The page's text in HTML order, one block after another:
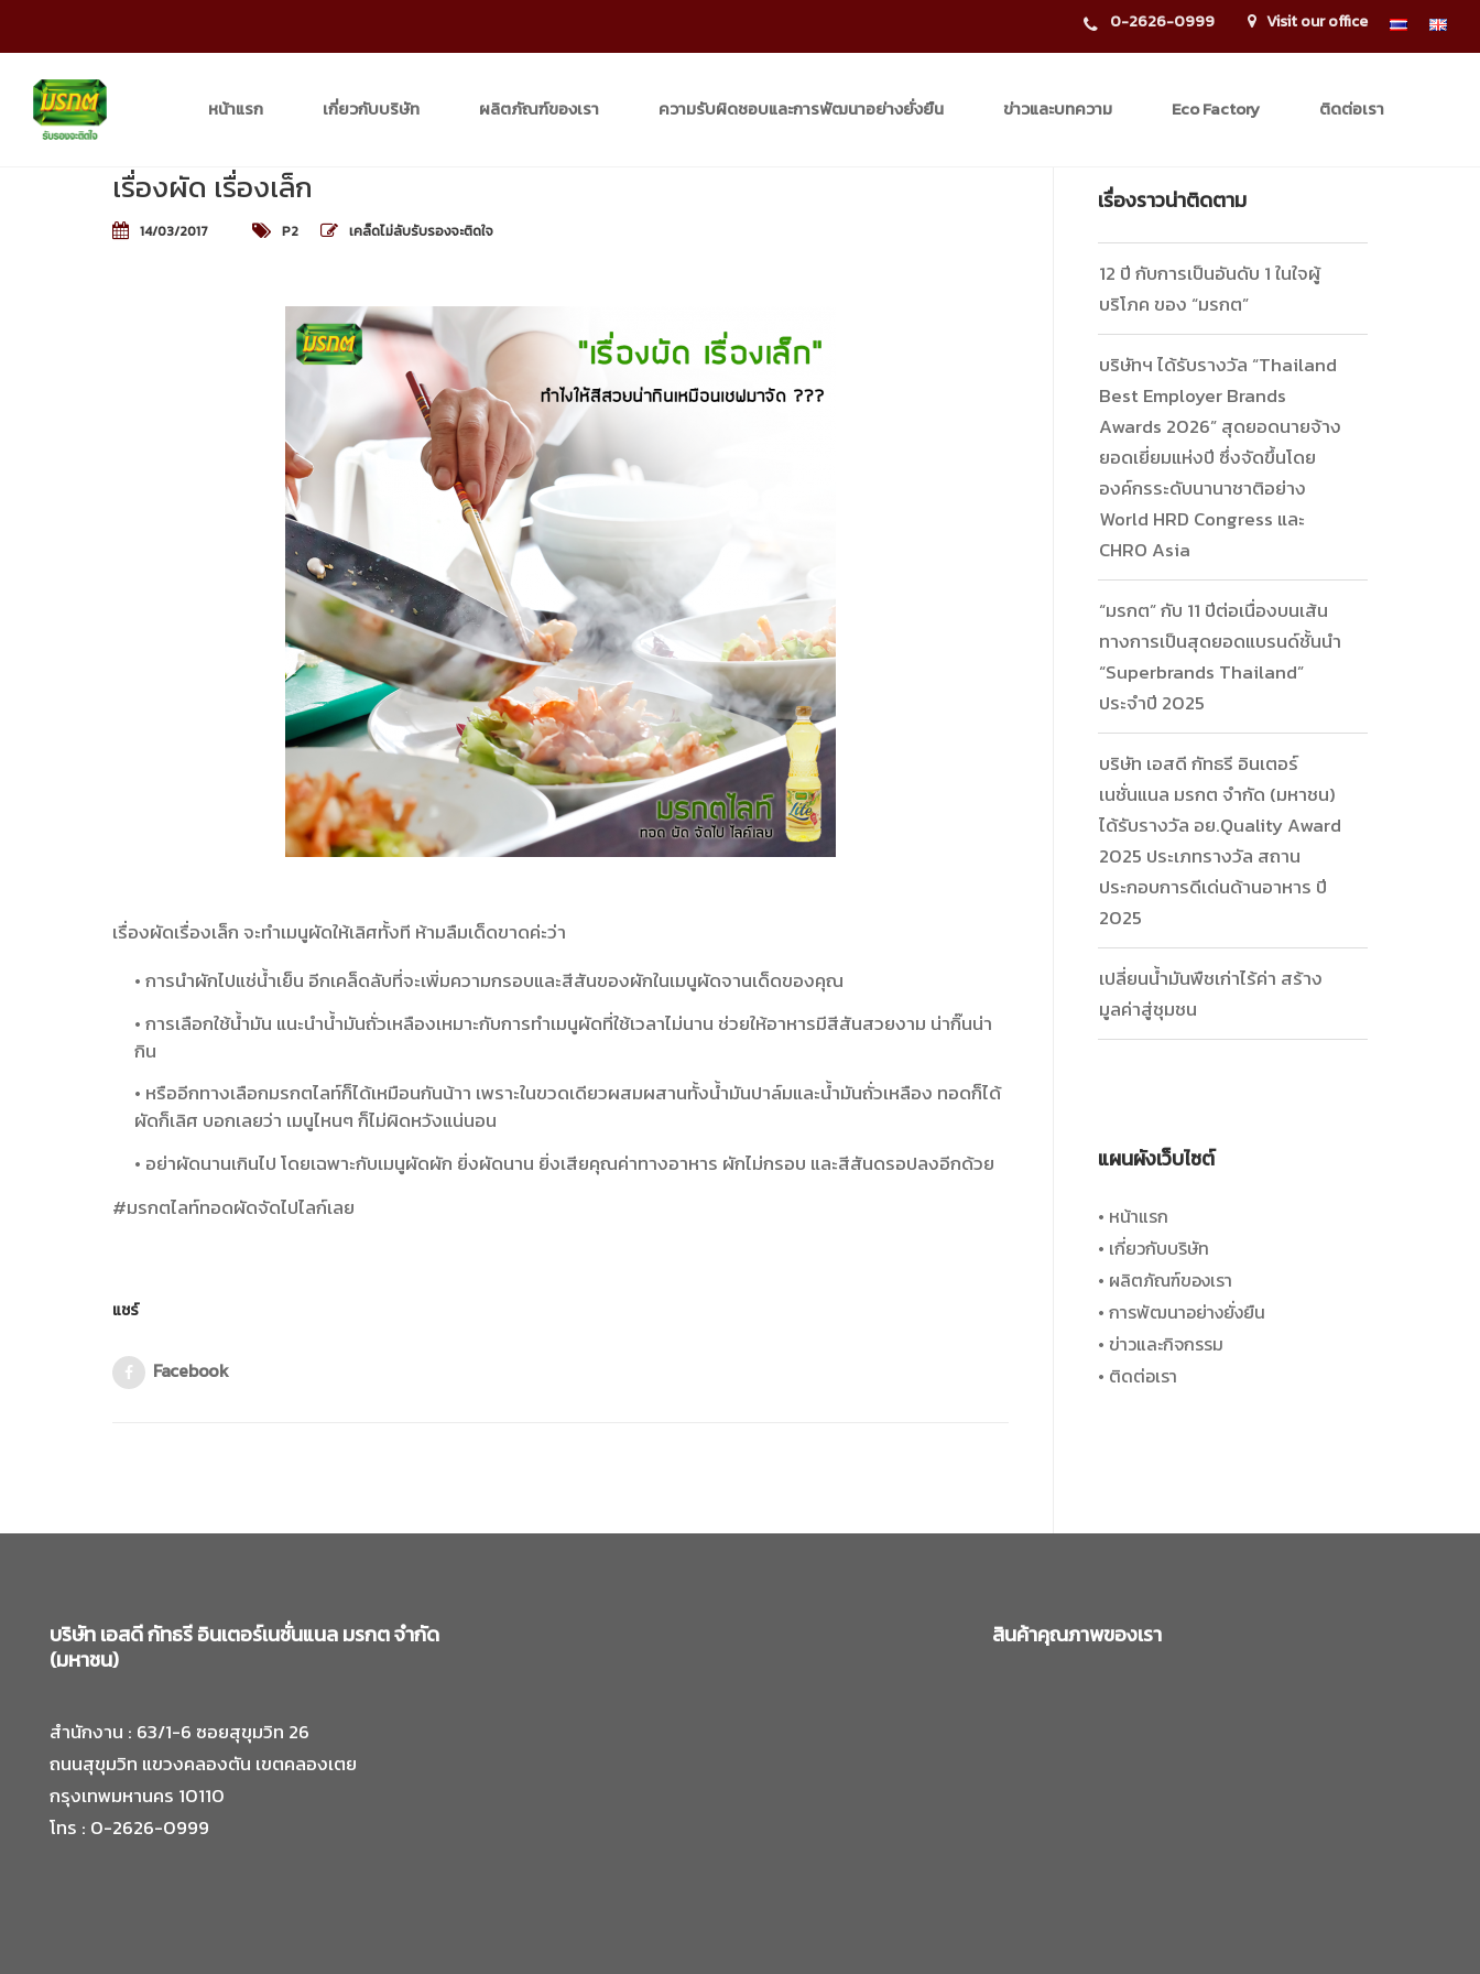
0-2626-0999 Visit our office
หน้าแรก เกี่ยวกับบริษัท ผลิตภัณฑ์ของเรา ความรับผิดชอบและการพัฒนาอย่างยั่งยืน ข่าวและบทความ Eco Factory ติดต่อเรา
เรื่องผัด เรื่องเล็ก
14/03/2017 P2 เคล็ดไม่ลับรับรองจะติดใจ
เรื่องผัดเรื่องเล็ก จะทำเมนูผัดให้เลิศทั้งที ห้ามลืมเด็ดขาดค่ะว่า
• การนำผักไปแช่น้ำเย็น อีกเคล็ดลับที่จะเพิ่มความกรอบและสีสันของผักในเมนูผัดจานเด็ดของคุณ
• การเลือกใช้น้ำมัน แนะนำน้ำมันถั่วเหลืองเหมาะกับการทำเมนูผัดที่ใช้เวลาไม่นาน ช่วยให้อาหารมีสีสันสวยงาม น่ากิ๊นน่า
กิน
• หรืออีกทางเลือกมรกตไลท์ก็ได้เหมือนกันน้าา เพราะในขวดเดียวผสมผสานทั้งน้ำมันปาล์มและน้ำมันถั่วเหลือง ทอดก็ได้
ผัดก็เลิศ บอกเลยว่า เมนูไหนๆ ก็ไม่ผิดหวังแน่นอน
• อย่าผัดนานเกินไป โดยเฉพาะกับเมนูผัดผัก ยิ่งผัดนาน ยิ่งเสียคุณค่าทางอาหาร ผักไม่กรอบ และสีสันดรอปลงอีกด้วย
#มรกตไลท์ทอดผัดจัดไปไลก์เลย
แชร์
Facebook
เรื่องราวน่าติดตาม
12 ปี กับการเป็นอันดับ 1 ในใจผู้
บริโภค ของ “มรกต”
บริษัทฯ ได้รับรางวัล “Thailand
Best Employer Brands
Awards 2026” สุดยอดนายจ้าง
ยอดเยี่ยมแห่งปี ซึ่งจัดขึ้นโดย
องค์กรระดับนานาชาติอย่าง
World HRD Congress และ
CHRO Asia
“มรกต” กับ 11 ปีต่อเนื่องบนเส้น
ทางการเป็นสุดยอดแบรนด์ชั้นนำ
“Superbrands Thailand”
ประจำปี 2025
บริษัท เอสดี กัทธรี อินเตอร์
เนชั่นแนล มรกต จำกัด (มหาชน)
ได้รับรางวัล อย.Quality Award
2025 ประเภทรางวัล สถาน
ประกอบการดีเด่นด้านอาหาร ปี
2025
เปลี่ยนน้ำมันพืชเก่าไร้ค่า สร้าง
มูลค่าสู่ชุมชน
แผนผังเว็บไซต์
• หน้าแรก
• เกี่ยวกับบริษัท
• ผลิตภัณฑ์ของเรา
• การพัฒนาอย่างยั่งยืน
• ข่าวและกิจกรรม
• ติดต่อเรา
บริษัท เอสดี กัทธรี อินเตอร์เนชั่นแนล มรกต จำกัด
(มหาชน)
สำนักงาน : 63/1-6 ซอยสุขุมวิท 26
ถนนสุขุมวิท แขวงคลองตัน เขตคลองเตย
กรุงเทพมหานคร 10110
โทร : 0-2626-0999
สินค้าคุณภาพของเรา